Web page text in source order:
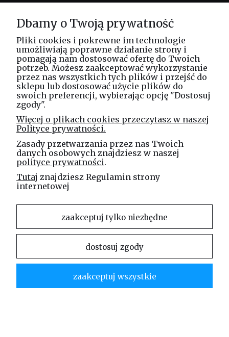
Płatności i dostawa
Informacje
O nas
Masz pytania? Zadzwoń!
tel. kom. 730 994 188
Linea Jakubczyk - Kłeczek
Spółka Jawna
sklep@elinea.com.pl
Dbamy o Twoją prywatność
Pliki cookies i pokrewne im technologie
umożliwiają poprawne działanie strony i
pomagają nam dostosować ofertę do Twoich
potrzeb. Możesz zaakceptować wykorzystanie
przez nas wszystkich tych plików i przejść do
sklepu lub dostosować użycie plików do
swoich preferencji, wybierając opcję "Dostosuj
zgody".
Więcej o plikach cookies przeczytasz w naszej
Polityce prywatności.
Zasady przetwarzania przez nas Twoich
danych osobowych znajdziesz w naszej
polityce prywatności.
Tutaj znajdziesz Regulamin strony
internetowej
zaakceptuj tylko niezbędne
dostosuj zgody
zaakceptuj wszystkie